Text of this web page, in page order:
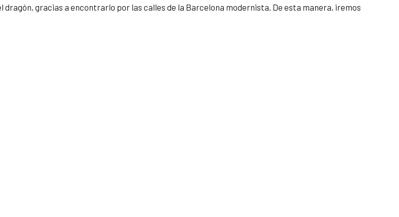
gracias a encontrarlo por las calles de la Barcelona modernista. De esta manera, iremos